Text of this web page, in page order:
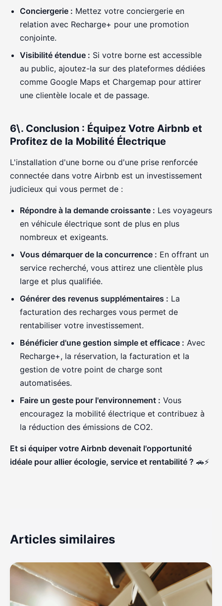
Conciergerie : Mettez votre conciergerie en
relation avec Recharge+ pour une promotion
conjointe.
Visibilité étendue : Si votre borne est accessible
au public, ajoutez-la sur des plateformes dédiées
comme Google Maps et Chargemap pour attirer
une clientèle locale et de passage.
6\. Conclusion : Équipez Votre Airbnb et
Profitez de la Mobilité Électrique
L'installation d'une borne ou d'une prise renforcée
connectée dans votre Airbnb est un investissement
judicieux qui vous permet de :
Répondre à la demande croissante : Les voyageurs
en véhicule électrique sont de plus en plus
nombreux et exigeants.
Vous démarquer de la concurrence : En offrant un
service recherché, vous attirez une clientèle plus
large et plus qualifiée.
Générer des revenus supplémentaires : La
facturation des recharges vous permet de
rentabiliser votre investissement.
Bénéficier d'une gestion simple et efficace : Avec
Recharge+, la réservation, la facturation et la
gestion de votre point de charge sont
automatisées.
Faire un geste pour l'environnement : Vous
encouragez la mobilité électrique et contribuez à
la réduction des émissions de CO2.
Et si équiper votre Airbnb devenait l'opportunité
idéale pour allier écologie, service et rentabilité ? 🚗⚡
Articles similaires